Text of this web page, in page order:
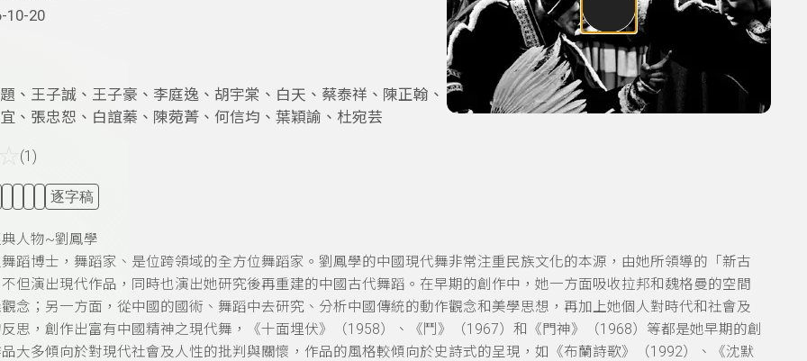
10-20
、王子誠、王子豪、李庭逸、胡宇棠、白天、蔡泰祥、陳正翰、
、張忠恕、白誼蓁、陳菀菁、何信均、葉穎諭、杜宛芸
(1)
逐字稿
人物~劉鳳學
蹈博士，舞蹈家、是位跨領域的全方位舞蹈家。劉鳳學的中國現代舞非常注重民族文化的本源，由她所領導的「新古
但演出現代作品，同時也演出她研究後再重建的中國古代舞蹈。在早期的創作中，她一方面吸收拉邦和魏格曼的空間
念；另一方面，從中國的國術、舞蹈中去研究、分析中國傳統的動作觀念和美學思想，再加上她個人對時代和社會及
思，創作出富有中國精神之現代舞，《十面埋伏》（1958）、《鬥》（1967）和《門神》（1968）等都是她早期的創
大多傾向於對現代社會及人性的批判與關懷，作品的風格較傾向於史詩式的呈現，如《布蘭詩歌》（1992）、《沈默